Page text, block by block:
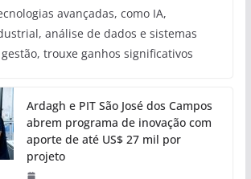
avançadas, como IA,
análise de dados e sistemas
trouxe ganhos significativos
Ardagh e PIT São José dos Campos
abrem programa de inovação com
aporte de até US$ 27 mil por
projeto